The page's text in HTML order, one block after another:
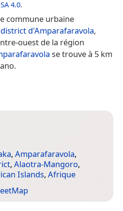
4.0.
commune urbaine
district d'Amparafaravola,
ouest de la région
se trouve à 5 km
, Amparafaravola,
, Alaotra-Mangoro,
Islands, Afrique